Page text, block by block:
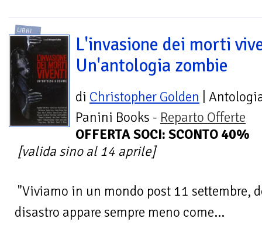
LIBRI
L'invasione dei morti
Un'antologia zombie
di Christopher Golden |
Panini Books - Reparto Offerte
OFFERTA SOCI: SCONTO 40%
[valida sino al 14 aprile]
"Viviamo in un mondo post 11 settembre,
disastro appare sempre meno come...